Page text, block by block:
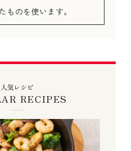
ものを使います。
人気レシピ
RECIPES